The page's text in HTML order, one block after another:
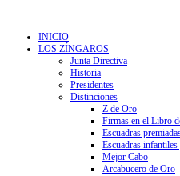
INICIO
LOS ZÍNGAROS
Junta Directiva
Historia
Presidentes
Distinciones
Z de Oro
Firmas en el Libro
Escuadras
Escuadras infantiles
Mejor Cabo
Arcabucero de Oro